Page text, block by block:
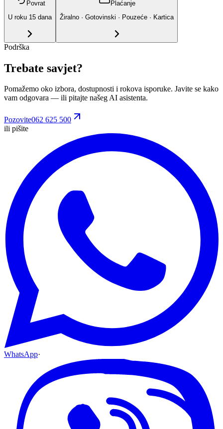
Povrat
U roku 15 dana
Plaćanje
Žiralno · Gotovinski · Pouzeće · Kartica
Podrška
Trebate savjet?
Pomažemo oko izbora, dostupnosti i rokova isporuke. Javite se kako
vam odgovara — ili pitajte našeg AI asistenta.
Pozovite062 625 500
ili pišite
WhatsApp·